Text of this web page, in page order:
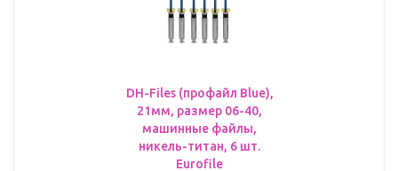
DH-Files (профайл Blue),
21мм, размер 06-40,
машинные файлы,
никель-титан, 6 шт.
Eurofile